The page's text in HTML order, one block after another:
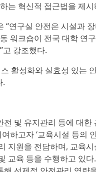
는 혁신적 접근법을 제
“연구실 안전은 시설과
워크숍이 전국 대학
고 강조했다.
활성화와 실효성 있는
.
및 유지관리 등에 대
하고자 ‘교육시설 등의
지원을 전담하며, 교육
교육 등을 수행하고 있